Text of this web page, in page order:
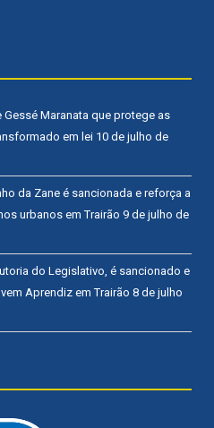
Maranata que protege as
em lei 10 de julho de
da Zane é sancionada e reforça a
urbanos em Trairão 9 de julho de
do Legislativo, é sancionado e
Aprendiz em Trairão 8 de julho